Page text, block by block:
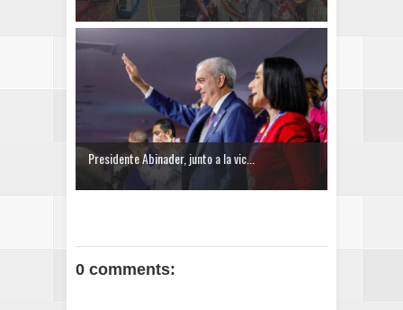
Presidente Abinader, junto a la vic...
0 comments: